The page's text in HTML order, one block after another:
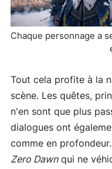
Chaque personnage a
Tout cela profite à la
scène. Les quêtes,
n'en sont que plus
dialogues ont
comme en
Zero Dawnqui ne